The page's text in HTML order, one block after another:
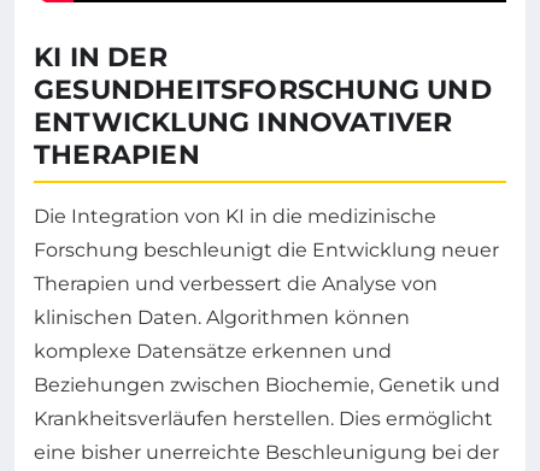
KI IN DER
GESUNDHEITSFORSCHUNG UND
ENTWICKLUNG INNOVATIVER
THERAPIEN
Die Integration von KI in die medizinische
Forschung beschleunigt die Entwicklung neuer
Therapien und verbessert die Analyse von
klinischen Daten. Algorithmen können
komplexe Datensätze erkennen und
Beziehungen zwischen Biochemie, Genetik und
Krankheitsverläufen herstellen. Dies ermöglicht
eine bisher unerreichte Beschleunigung bei der